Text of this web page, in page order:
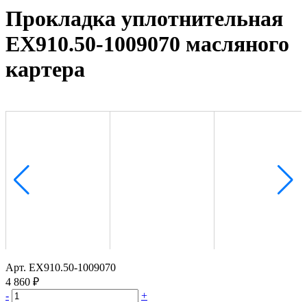
Прокладка уплотнительная
ЕХ910.50‑1009070 масляного
картера
Арт. ЕХ910.50‑1009070
4 860 ₽
-
+